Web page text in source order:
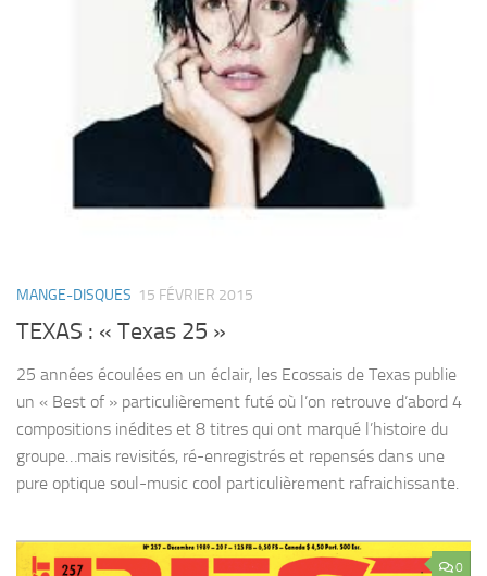
MANGE-DISQUES 15 FÉVRIER 2015
TEXAS : « Texas 25 »
25 années écoulées en un éclair, les Ecossais de Texas publie
un « Best of » particulièrement futé où l’on retrouve d’abord 4
compositions inédites et 8 titres qui ont marqué l’histoire du
groupe…mais revisités, ré-enregistrés et repensés dans une
pure optique soul-music cool particulièrement rafraichissante.
0